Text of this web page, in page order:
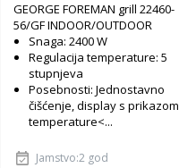
GEORGE FOREMAN grill 22460-
56/GF INDOOR/OUTDOOR
Snaga: 2400 W
Regulacija temperature: 5
stupnjeva
Posebnosti: Jednostavno
čišćenje, display s prikazom
temperature<...
Jamstvo:2 god